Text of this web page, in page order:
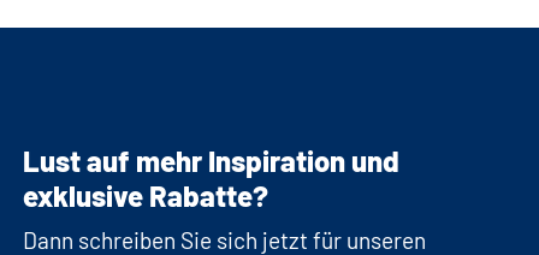
Lust auf mehr Inspiration und
exklusive Rabatte?
Dann schreiben Sie sich jetzt für unseren